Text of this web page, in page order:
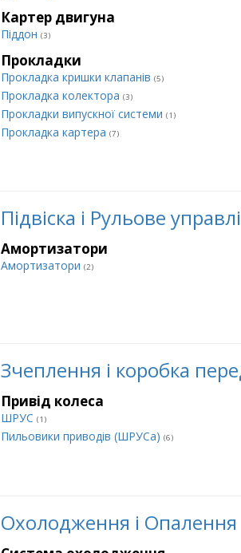
Картер двигуна
Піддон (3)
Прокладки
Прокладка кришки клапанів (5)
Прокладка колектора (3)
Прокладки випускної системи (1)
Прокладка картера (7)
Підвіска і Рульове
Амортизатори
Амортизатори (2)
Зчеплення і коробка
Привід колеса
ШРУС (1)
Пильовики приводів (ШРУСа) (6)
Охолодження і Опалення